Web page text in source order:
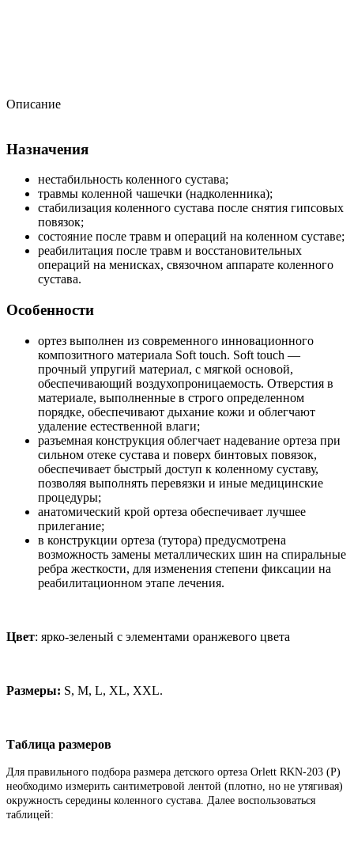
Описание
Назначения
нестабильность коленного сустава;
травмы коленной чашечки (надколенника);
стабилизация коленного сустава после снятия гипсовых
повязок;
состояние после травм и операций на коленном суставе;
реабилитация после травм и восстановительных
операций на менисках, связочном аппарате коленного
сустава.
Особенности
ортез выполнен из современного инновационного
композитного материала Soft touch. Soft touch —
прочный упругий материал, с мягкой основой,
обеспечивающий воздухопроницаемость. Отверстия в
материале, выполненные в строго определенном
порядке, обеспечивают дыхание кожи и облегчают
удаление естественной влаги;
разъемная конструкция облегчает надевание ортеза при
сильном отеке сустава и поверх бинтовых повязок,
обеспечивает быстрый доступ к коленному суставу,
позволяя выполнять перевязки и иные медицинские
процедуры;
анатомический крой ортеза обеспечивает лучшее
прилегание;
в конструкции ортеза (тутора) предусмотрена
возможность замены металлических шин на спиральные
ребра жесткости, для изменения степени фиксации на
реабилитационном этапе лечения.
Цвет: ярко-зеленый с элементами оранжевого цвета
Размеры: S, M, L, XL, XXL.
Таблица размеров
Для правильного подбора размера детского ортеза Orlett RKN-203 (P)
необходимо измерить сантиметровой лентой (плотно, но не утягивая)
окружность середины коленного сустава. Далее воспользоваться
таблицей: